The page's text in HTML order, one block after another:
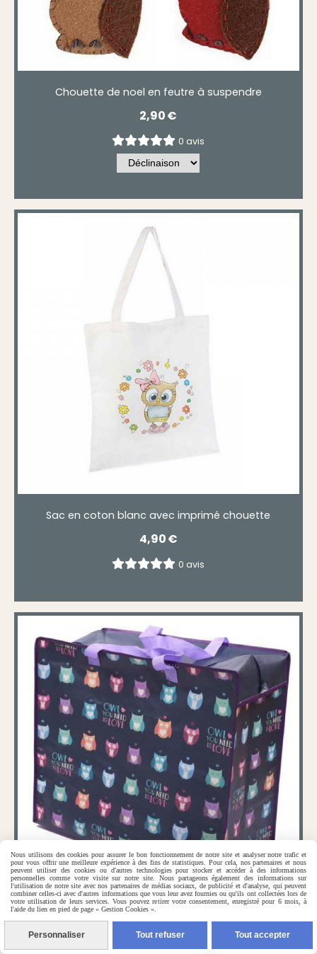
Chouette de noel en feutre à suspendre
2,90€
0 avis
Sac en coton blanc avec imprimé chouette
4,90€
0 avis
Sac rangement hiboux
7,50€
Nous utilisons des cookies pour assurer le bon fonctionnement de notre site et analyser notre trafic et
pour vous offrir une meilleure expérience à des fins de statistiques. Pour cela, nos partenaires et nous
peuvent utiliser des cookies ou d'autres technologies pour stocker et accéder à des informations
personnelles comme votre visite sur notre site. Nous partageons également des informations sur
l'utilisation de notre site avec nos partenaires de médias sociaux, de publicité et d'analyse, qui peuvent
combiner celles-ci avec d'autres informations que vous leur avez fournies ou qu'ils ont collectées lors de
votre utilisation de leurs services. Vous pouvez retirer votre consentement, enregistré pour 6 mois, à
l'aide du lien en pied de page « Gestion Cookies ».
Personnaliser Tout refuser Tout accepter